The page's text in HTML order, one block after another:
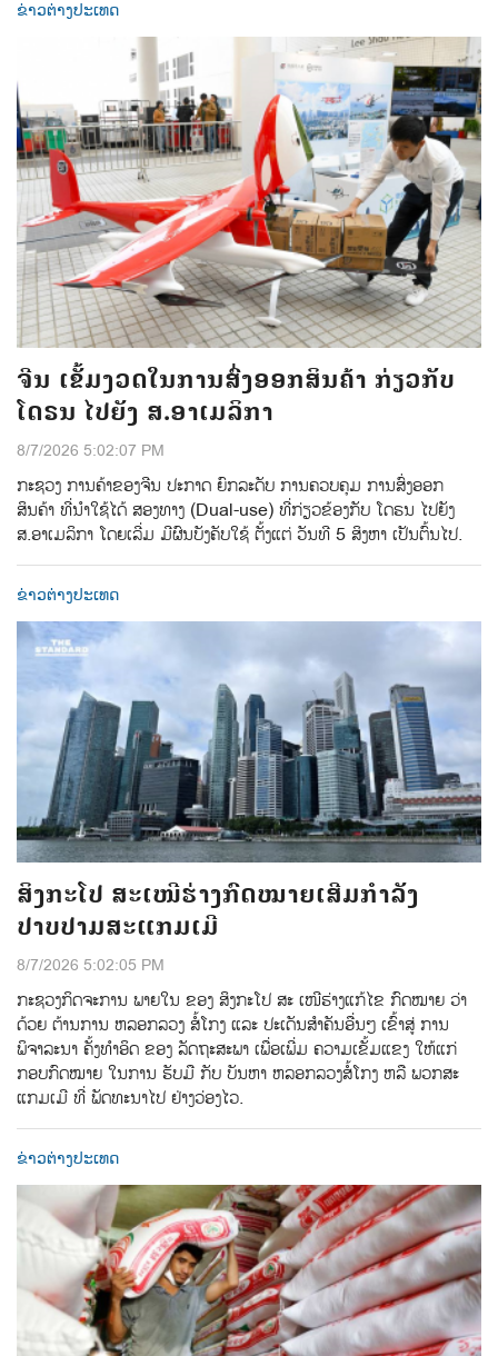
ຂ່າວຕ່າງປະເທດ
ຈີນ ເຂັ້ມງວດໃນການສົ່ງອອກສິນຄ້າ ກ່ຽວກັບ
ໂດຣນ ໄປຍັງ ສ.ອາເມລິກາ
8/7/2026 5:02:07 PM
ກະຊວງ ການຄ້າຂອງຈີນ ປະກາດ ຍົກລະດັບ ການຄວບຄຸມ ການສົ່ງອອກ
ສິນຄ້າ ທີ່ນຳໃຊ້ໄດ້ ສອງທາງ (Dual-use) ທີ່ກ່ຽວຂ້ອງກັບ ໂດຣນ ໄປຍັງ
ສ.ອາເມລິກາ ໂດຍເລີ່ມ ມີຜົນບັງຄັບໃຊ້ ຕັ້ງແຕ່ ວັນທີ 5 ສິງຫາ ເປັນຕົ້ນໄປ.
ຂ່າວຕ່າງປະເທດ
ສິງກະໂປ ສະເໜີຮ່າງກົດໝາຍເສີມກຳລັງ
ປາບປາມສະແກມເມີ
8/7/2026 5:02:05 PM
ກະຊວງກິດຈະການ ພາຍໃນ ຂອງ ສິງກະໂປ ສະ ເໜີຮ່າງແກ້ໄຂ ກົດໝາຍ ວ່າ
ດ້ວຍ ຕ້ານການ ຫລອກລວງ ສໍ້ໂກງ ແລະ ປະເດັນສຳຄັນອື່ນໆ ເຂົ້າສູ່ ການ
ພິຈາລະນາ ຄັ້ງທຳອິດ ຂອງ ລັດຖະສະພາ ເພື່ອເພີ່ມ ຄວາມເຂັ້ມແຂງ ໃຫ້ແກ່
ກອບກົດໝາຍ ໃນການ ຮັບມື ກັບ ບັນຫາ ຫລອກລວງສໍ້ໂກງ ຫລື ພວກສະ
ແກມເມີ ທີ່ ພັດທະນາໄປ ຢ່າງວ່ອງໄວ.
ຂ່າວຕ່າງປະເທດ